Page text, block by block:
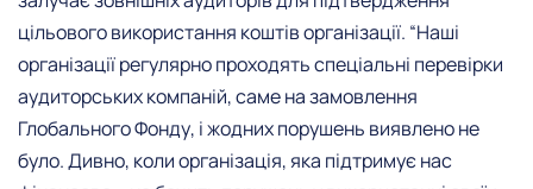
цільового використання коштів організації. “Наші
організації регулярно проходять спеціальні перевірки
аудиторських компаній, саме на замовлення
Глобального Фонду, і жодних порушень виявлено не
було. Дивно, коли організація, яка підтримує нас